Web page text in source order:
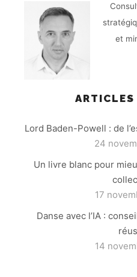
et
ARTICLES
Lord Baden-Powell : de
24
Un livre blanc pour
17
Danse avec l’IA :
14